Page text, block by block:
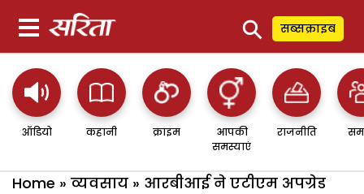
⚲ सब्सक्राइब
ऑडियो कहानी क्राइम
आपकी
समस्याएं
राजनीति
Home » व्यवसाय » आरबीआई ने एटीएम अपग्रेड